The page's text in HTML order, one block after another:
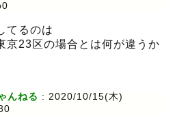
てるのは
京23区の場合とは何が違うか
んねる : 2020/10/15(木)